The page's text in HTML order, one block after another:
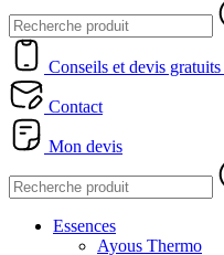
Conseils et devis gratuits
Contact
Mon devis
Essences
Ayous Thermo